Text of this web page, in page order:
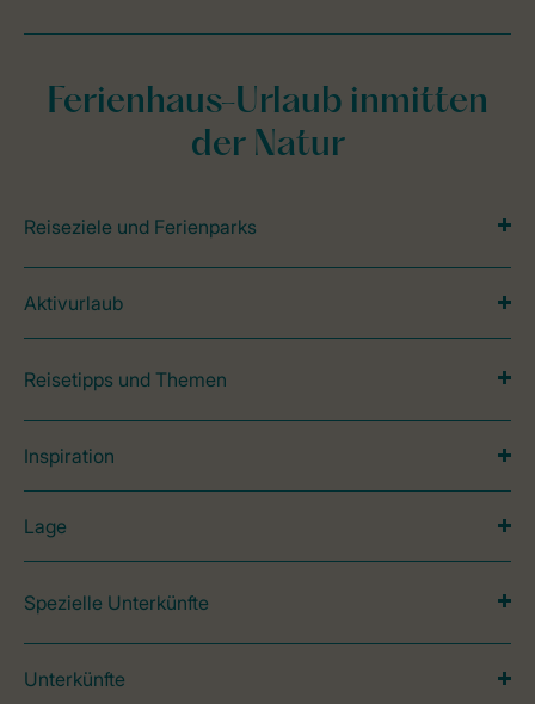
Ferienhaus-Urlaub inmitten
der Natur
Reiseziele und Ferienparks
Aktivurlaub
Reisetipps und Themen
Inspiration
Lage
Spezielle Unterkünfte
Unterkünfte